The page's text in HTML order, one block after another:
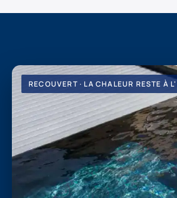
RECOUVERT · LA CHALEUR RESTE À